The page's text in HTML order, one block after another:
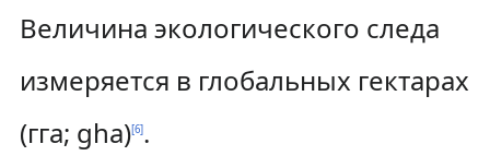
Величина экологического следа
измеряется в глобальных гектарах
(гга; gha)[6].